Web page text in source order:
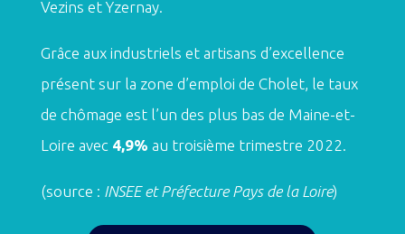
Vezins et Yzernay.
Grâce aux industriels et artisans d’excellence
présent sur la zone d’emploi de Cholet, le taux
de chômage est l’un des plus bas de Maine-et-
Loire avec 4,9% au troisième trimestre 2022.
(source : INSEE et Préfecture Pays de la Loire)